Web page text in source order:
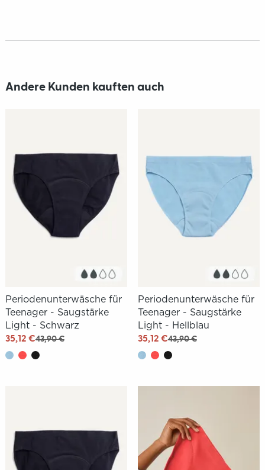
Andere Kunden kauften auch
Periodenunterwäsche für
Teenager - Saugstärke
Light - Schwarz
35,12 €43,90 €
Periodenunterwäsche für
Teenager - Saugstärke
Light - Hellblau
35,12 €43,90 €